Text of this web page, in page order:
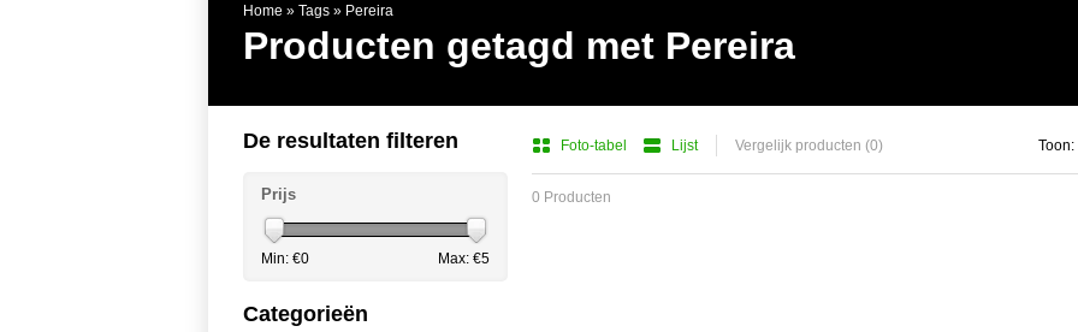
Home » Tags » Pereira
Producten getagd met Pereira
Foto-tabel Lijst Vergelijk producten (0) Toon:
0 Producten
De resultaten filteren
Prijs
Min: €0 Max: €5
Categorieën